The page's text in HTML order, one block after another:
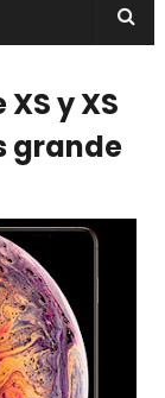
y XS
grande